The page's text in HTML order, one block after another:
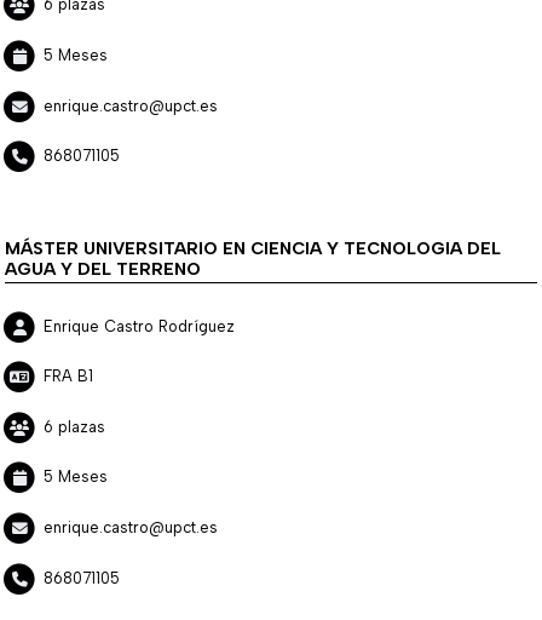
6 plazas
5 Meses
enrique.castro@upct.es
868071105
MÁSTER UNIVERSITARIO EN CIENCIA Y TECNOLOGIA DEL
AGUA Y DEL TERRENO
Enrique Castro Rodríguez
FRA B1
6 plazas
5 Meses
enrique.castro@upct.es
868071105